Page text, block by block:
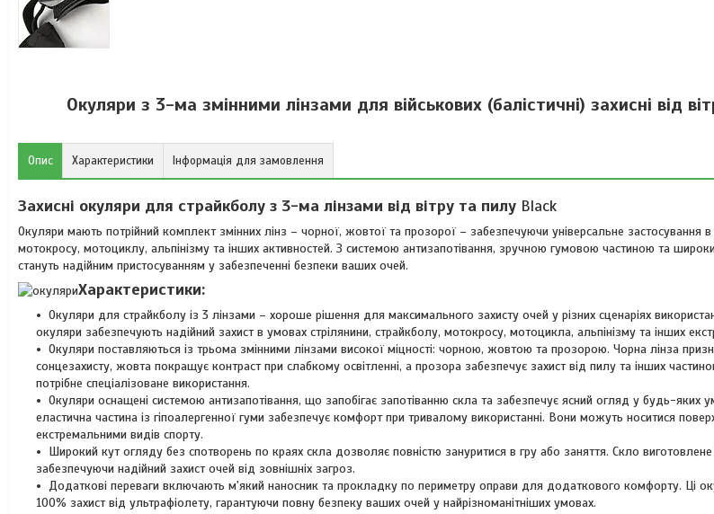
Окуляри з 3-ма змінними лінзами для військових (балістичні) захисні від
Опис Характеристики Інформація для замовлення
Захисні окуляри для страйкболу з 3-ма лінзами від вітру та пилу Black
Окуляри мають потрійний комплект змінних лінз – чорної, жовтої та прозорої – забезпечуючи універсальне застосування в
мотокросу, мотоциклу, альпінізму та інших активностей. З системою антизапотівання, зручною гумовою частиною та
стануть надійним пристосуванням у забезпеченні безпеки ваших очей.
Характеристики:
Окуляри для страйкболу із 3 лінзами – хороше рішення для максимального захисту очей у різних сценаріях
окуляри забезпечують надійний захист в умовах стрілянини, страйкболу, мотокросу, мотоцикла, альпінізму та інших
Окуляри поставляються із трьома змінними лінзами високої міцності: чорною, жовтою та прозорою. Чорна лінза
сонцезахисту, жовта покращує контраст при слабкому освітленні, а прозора забезпечує захист від пилу та інших
потрібне спеціалізоване використання.
Окуляри оснащені системою антизапотівання, що запобігає запотіванню скла та забезпечує ясний огляд у будь-яких
еластична частина із гіпоалергенної гуми забезпечує комфорт при тривалому використанні. Вони можуть носитися
екстремальними видів спорту.
Широкий кут огляду без спотворень по краях скла дозволяє повністю зануритися в гру або заняття. Скло виготовлене
забезпечуючи надійний захист очей від зовнішніх загроз.
Додаткові переваги включають м'який наносник та прокладку по периметру оправи для додаткового комфорту. Ці
100% захист від ультрафіолету, гарантуючи повну безпеку ваших очей у найрізноманітніших умовах.